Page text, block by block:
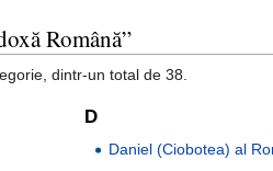
Română”
dintr-un total de 38.
D
Daniel (Ciobotea) al